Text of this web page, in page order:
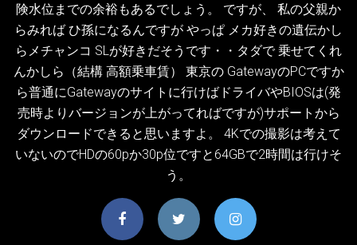
険水位までの余裕もあるでしょう。 ですが、 私の父親か
らみれば ひ孫になるんですが やっぱ メカ好きの遺伝かし
らメチャンコ SLが好きだそうです・・タダで 乗せてくれ
んかしら（結構 高額乗車賃） 東京の GatewayのPCですか
ら普通にGatewayのサイトに行けばドライバやBIOSは(発
売時よりバージョンが上がってればですが)サポートから
ダウンロードできると思いますよ。 4Kでの撮影は考えて
いないのでHDの60pか30p位ですと64GBで2時間は行けそ
う。